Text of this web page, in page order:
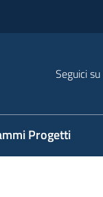
Seguici su
Progetti